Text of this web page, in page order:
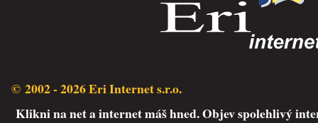
© 2002 - 2026 Eri Internet s.r.o.
Klikni na net a internet máš hned. Objev spolehlivý